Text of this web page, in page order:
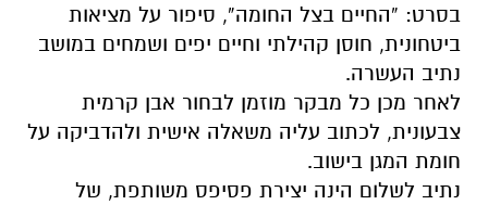
בסרט: “החיים בצל החומה”, סיפור על מציאות
ביטחונית, חוסן קהילתי וחיים יפים ושמחים במושב
נתיב העשרה.
לאחר מכן כל מבקר מוזמן לבחור אבן קרמית
צבעונית, לכתוב עליה משאלה אישית ולהדביקה על
חומת המגן בישוב.
נתיב לשלום הינה יצירת פסיפס משותפת, של